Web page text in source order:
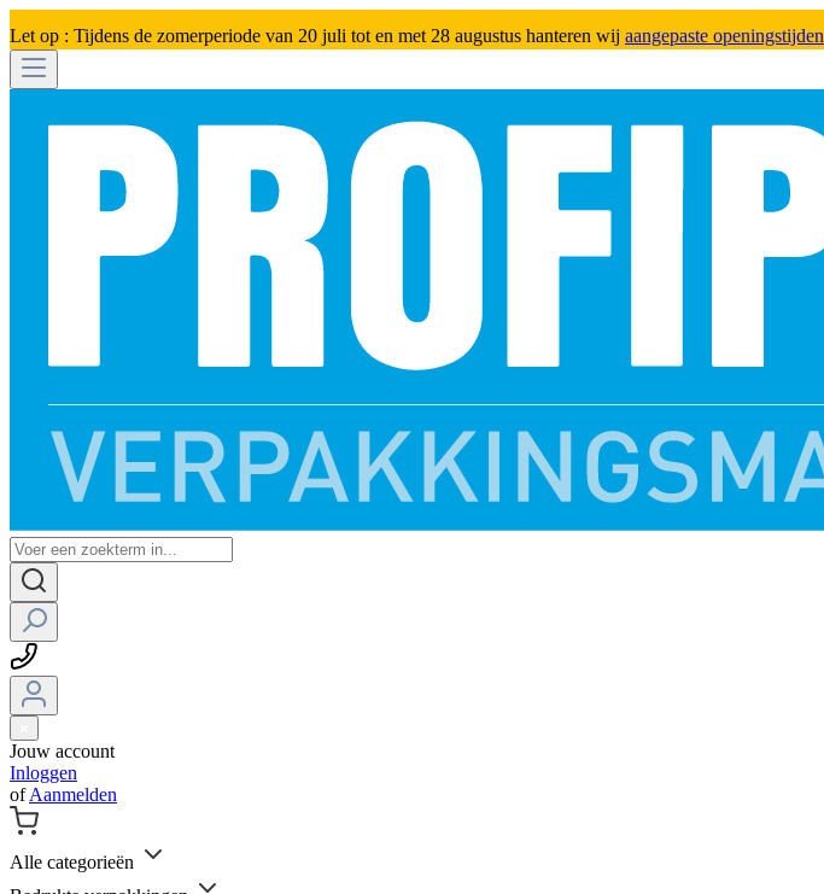
Let op : Tijdens de zomerperiode van 20 juli tot en met 28 augustus hanteren wij aangepaste openingstijden
Jouw account
Inloggen
ofAanmelden
Alle categorieën